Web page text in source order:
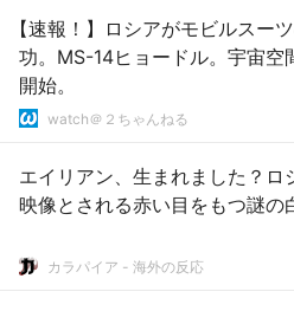
【速報！】ロシアがモビルスー
功。MS-14ヒョードル。宇宙空
開始。
watch＠２ちゃんねる
エイリアン、生まれました？ロ
映像とされる赤い目をもつ謎の
カラパイア - 海外の反応